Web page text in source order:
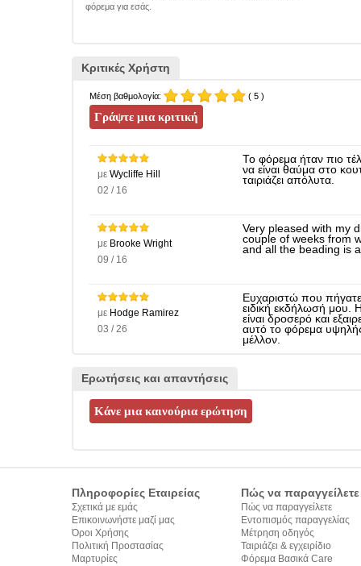
φόρεμα για εσάς.
Κριτικές Χρήστη
Μέση βαθμολογία: ( 5 )
με Wycliffe Hill
02 / 16
Το φόρεμα ήταν πιο
να είναι θαύμα στο
ταιριάζει απόλυτα.
με Brooke Wright
09 / 16
Very pleased with my
couple of weeks from
and all the beading is
με Hodge Ramirez
03 / 26
Ευχαριστώ που πήγατε
ειδική εκδήλωσή μου.
είναι δροσερό και
αυτό το φόρεμα
μέλλον.
Ερωτήσεις και απαντήσεις
Πληροφορίες Εταιρείας
Σχετικά με εμάς
Επικοινωνήστε μαζί μας
Όροι Χρήσης
Πολιτική Προστασίας
Προσωπικών Δεδομένων
Μαρτυρίες
Πώς να παραγγείλετε
Πώς να παραγγείλετε
Εντοπισμός παραγγελίας
Μέτρηση οδηγός
Ταιριάζει & εγχειρίδιο
σύνταξης κειμένων
Φόρεμα Βασικά Care